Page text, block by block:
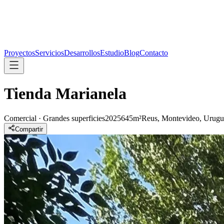
ProyectosServiciosDesarrollosEstudioBlogContacto
Tienda Marianela
Comercial · Grandes superficies2025645m²Reus, Montevideo,
Compartir